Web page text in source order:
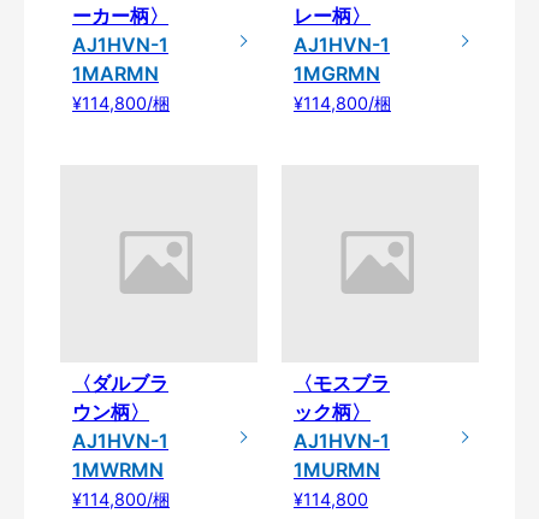
ーカー柄〉
AJ1HVN-1
1MARMN
¥114,800/梱
レー柄〉
AJ1HVN-1
1MGRMN
¥114,800/梱
〈ダルブラ
ウン柄〉
AJ1HVN-1
1MWRMN
¥114,800/梱
〈モスブラ
ック柄〉
AJ1HVN-1
1MURMN
¥114,800